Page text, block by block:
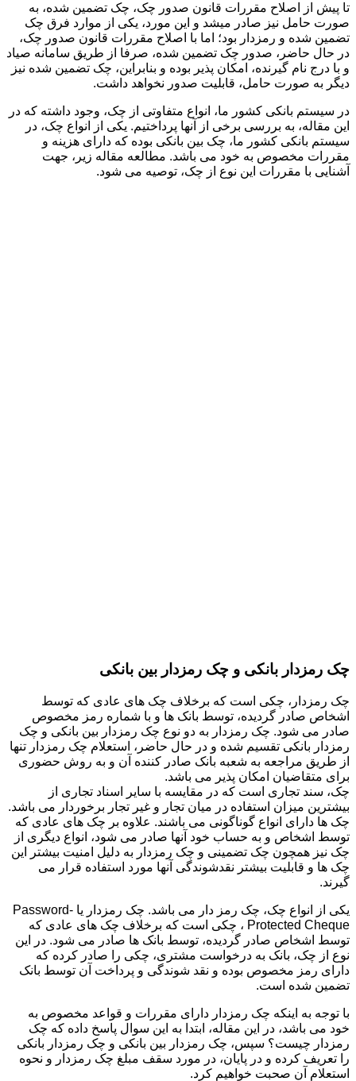
تا پیش از اصلاح مقررات قانون صدور چک، چک تضمین شده، به
صورت حامل نیز صادر میشد و این مورد، یکی از موارد فرق چک
تضمین شده و رمزدار بود؛ اما با اصلاح مقررات قانون صدور چک،
در حال حاضر، صدور چک تضمین شده، صرفا از طریق سامانه صیاد
و با درج نام گیرنده، امکان پذیر بوده و بنابراین، چک تضمین شده نیز
دیگر به صورت حامل، قابلیت صدور نخواهد داشت.
در سیستم بانکی کشور ما، انواع متفاوتی از چک، وجود داشته که در
این مقاله، به بررسی برخی از آنها پرداختیم. یکی از انواع چک، در
سیستم بانکی کشور ما، چک بین بانکی بوده که دارای هزینه و
مقررات مخصوص به خود می باشد. مطالعه مقاله زیر، جهت
آشنایی با مقررات این نوع از چک، توصیه می شود.
چک رمزدار بانکی و چک رمزدار بین بانکی
چک رمزدار، چکی است که برخلاف چک های عادی که توسط
اشخاص صادر گردیده، توسط بانک ها و با شماره رمز مخصوص
صادر می شود. چک رمزدار به دو نوع چک رمزدار بین بانکی و چک
رمزدار بانکی تقسیم شده و در حال حاضر، استعلام چک رمزدار تنها
از طریق مراجعه به شعبه بانک صادر کننده آن و به روش حضوری
برای متقاضیان امکان پذیر می باشد.
چک، سند تجاری است که در مقایسه با سایر اسناد تجاری از
بیشترین میزان استفاده در میان تجار و غیر تجار برخوردار می باشد.
چک ها دارای انواع گوناگونی می باشند. علاوه بر چک های عادی که
توسط اشخاص و به حساب خود آنها صادر می شود، انواع دیگری از
چک نیز همچون چک تضمینی و چک رمزدار به دلیل امنیت بیشتر این
چک ها و قابلیت بیشتر نقدشوندگی آنها مورد استفاده قرار می
گیرند.
یکی از انواع چک، چک رمز دار می باشد. چک رمزدار یا Password-
Protected Cheque ، چکی است که برخلاف چک های عادی که
توسط اشخاص صادر گردیده، توسط بانک ها صادر می شود. در این
نوع از چک، بانک به درخواست مشتری، چکی را صادر کرده که
دارای رمز مخصوص بوده و نقد شوندگی و پرداخت آن توسط بانک
تضمین شده است.
با توجه به اینکه چک رمزدار دارای مقررات و قواعد مخصوص به
خود می باشد، در این مقاله، ابتدا به این سوال پاسخ داده که چک
رمزدار چیست؟ سپس، چک رمزدار بین بانکی و چک رمزدار بانکی
را تعریف کرده و در پایان، در مورد سقف مبلغ چک رمزدار و نحوه
استعلام آن صحبت خواهیم کرد.